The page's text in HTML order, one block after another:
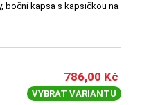
boční kapsa s kapsičkou na
786,00 Kč
VYBRAT VARIANTU